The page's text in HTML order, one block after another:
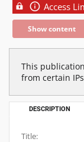
Access
Show content
This
from certain
DESCRIPTION
Title: